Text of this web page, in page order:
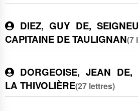
DIEZ, GUY DE,
CAPITAINE DE TAULIGNAN(7
DORGEOISE, JEAN DE,
LA THIVOLIÈRE(27 lettres)